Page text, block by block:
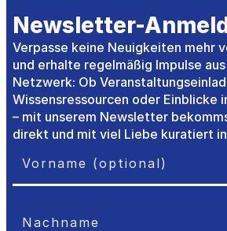
Newsletter-
Verpasse keine Neuigkeiten mehr
und erhalte regelmäßig Impulse
Netzwerk: Ob
Wissensressourcen oder Einblicke
– mit unserem Newsletter
direkt und mit viel Liebe kuratiert